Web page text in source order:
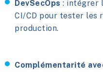
DevSecOps : intégrer
CI/CD pour tester les
production.
Complémentarité